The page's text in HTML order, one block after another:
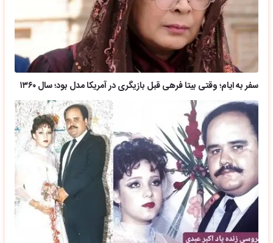
سفر به ایام؛ وقتی بیتا فرهی قبل بازیگری در آمریکا مدل بود؛ سال ۱۳۶۰